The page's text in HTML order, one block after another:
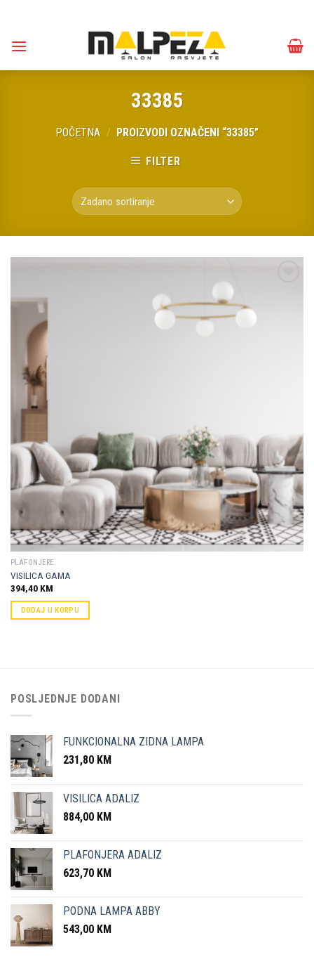
content
33385
POČETNA / PROIZVODI OZNAČENI “33385”
FILTER
PLAFONJERE
VISILICA GAMA
394,40 KM
DODAJ U KORPU
POSLJEDNJE DODANI
FUNKCIONALNA ZIDNA LAMPA
231,80 KM
VISILICA ADALIZ
884,00 KM
PLAFONJERA ADALIZ
623,70 KM
PODNA LAMPA ABBY
543,00 KM